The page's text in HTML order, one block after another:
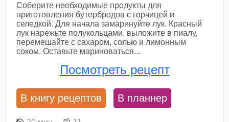
Соберите необходимые продукты для
приготовления бутербродов с горчицей и
селедкой. Для начала замаринуйте лук. Красный
лук нарежьте полукольцами, выложите в пиалу,
перемешайте с сахаром, солью и лимонным
соком. Оставьте мариноваться...
Посмотреть рецепт
В книгу рецептов В планнер